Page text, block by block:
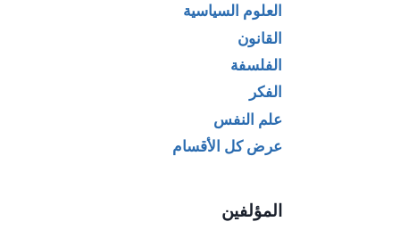
العلوم السياسية
القانون
الفلسفة
الفكر
علم النفس
عرض كل الأقسام
المؤلفين